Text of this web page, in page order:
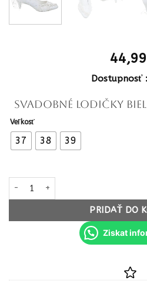
44,99
Dostupnosť
Svadobné lodičky
Veľkosť
37 38 39
množstvo Svadobné lodičky biele
PRIDAŤ DO
Ziskat